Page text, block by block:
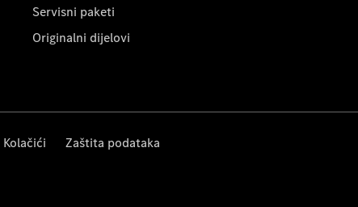
Servisni paketi
Originalni dijelovi
Kolačići Zaštita podataka